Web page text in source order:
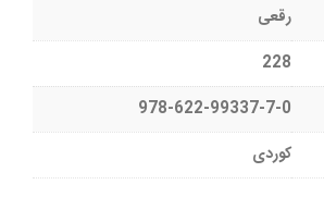
رقعی
228
978-622-99337-7-0
کوردی